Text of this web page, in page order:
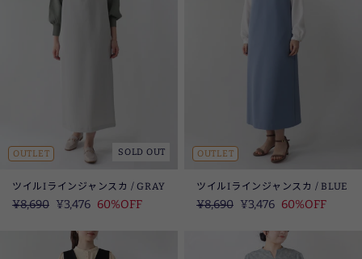
OUTLET SOLD OUT
ツイルIラインジャンスカ / GRAY
定
¥8,690 SALE
¥3,476 60%OFF
OUTLET
ツイルIラインジャンスカ / BLUE
定
¥8,690 SALE
¥3,476 60%OFF